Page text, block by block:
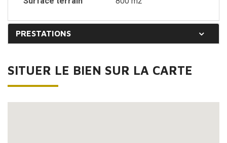
PRESTATIONS
SITUER LE BIEN SUR LA CARTE